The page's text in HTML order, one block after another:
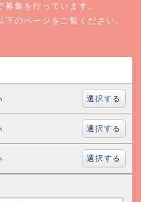
集を行っています。
のページをご覧ください。
選択する
選択する
選択する